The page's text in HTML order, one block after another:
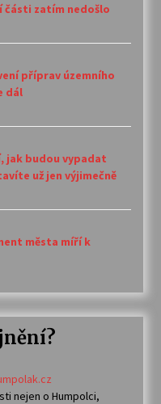
části zatím nedošlo
příprav územního
dál
jak budou vypadat
už jen výjimečně
města míří k
nejen o Humpolci,